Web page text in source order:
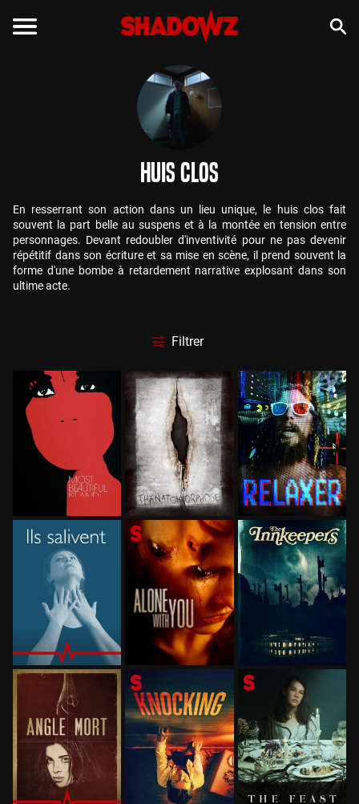
Huis Clos
En resserrant son action dans un lieu unique, le huis clos fait
souvent la part belle au suspens et à la montée en tension entre
personnages. Devant redoubler d'inventivité pour ne pas devenir
répétitif dans son écriture et sa mise en scène, il prend souvent la
forme d'une bombe à retardement narrative explosant dans son
ultime acte.
Filtrer